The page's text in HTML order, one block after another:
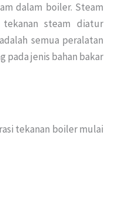
dalam boiler. Steam
steam diatur
semua peralatan
pada jenis bahan bakar
tekanan boiler mulai